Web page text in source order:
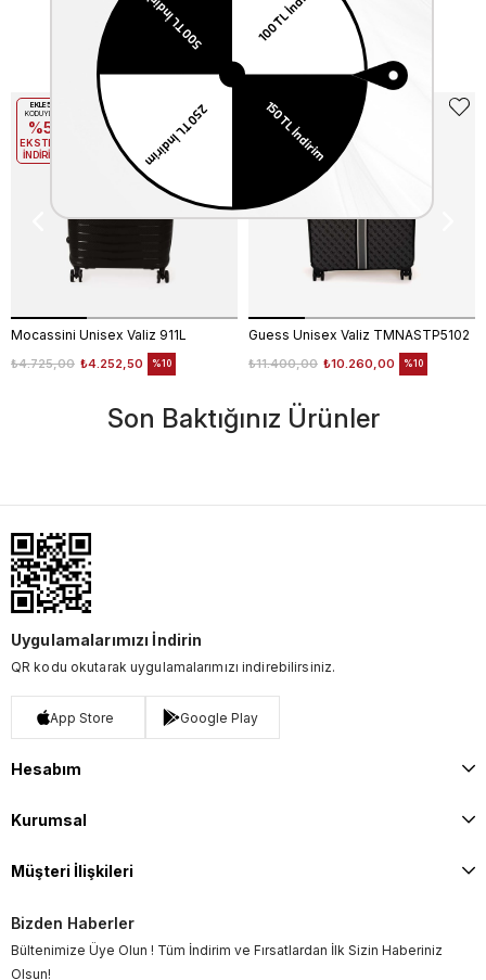
Benzer Ürünler
Mocassini Unisex Valiz 911L
₺4.252,50
₺4.725,00 %10
EKLE5
KODUYLA
%5
EKSTRA
İNDİRİM
Guess Unisex Valiz TMNASTP5102
₺10.260,00
₺11.400,00 %10
EKLE5
KODUYLA
%5
EKSTRA
Son Baktığınız Ürünler
Uygulamalarımızı İndirin
QR kodu okutarak uygulamalarımızı indirebilirsiniz.
App Store Google Play
Hesabım
Kurumsal
Müşteri İlişkileri
Bizden Haberler
Bültenimize Üye Olun ! Tüm İndirim ve Fırsatlardan İlk Sizin Haberiniz
Olsun!